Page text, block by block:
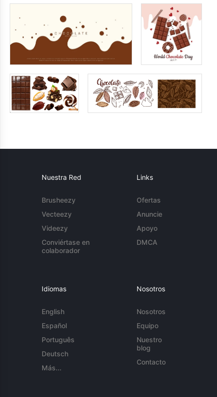
Nuestra Red
Brusheezy
Vecteezy
Videezy
Conviértase en
colaborador
Links
Ofertas
Anuncie
Apoyo
DMCA
Idiomas
English
Español
Português
Deutsch
Más...
Nosotros
Nosotros
Equipo
Nuestro
blog
Contacto